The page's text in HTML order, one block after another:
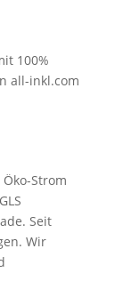
Strom
Seit
Wir